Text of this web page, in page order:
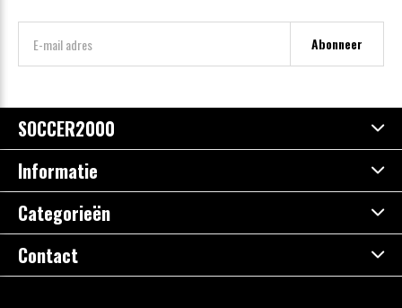
Abonneer
SOCCER2000
Informatie
Categorieën
Contact